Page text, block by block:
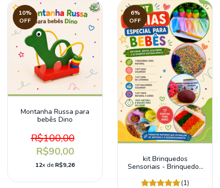
10%
OFF
Montanha Russa para
bebês Dino
R$100,00
R$90,00
12x deR$9,26
6%
OFF
kit Brinquedos
Sensoriais - Brinquedos
(1)